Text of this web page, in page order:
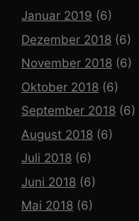
Januar 2019 (6)
Dezember 2018 (6)
November 2018 (6)
Oktober 2018 (6)
September 2018 (6)
August 2018 (6)
Juli 2018 (6)
Juni 2018 (6)
Mai 2018 (6)